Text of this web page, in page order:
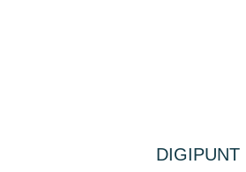
DIGIPUNT